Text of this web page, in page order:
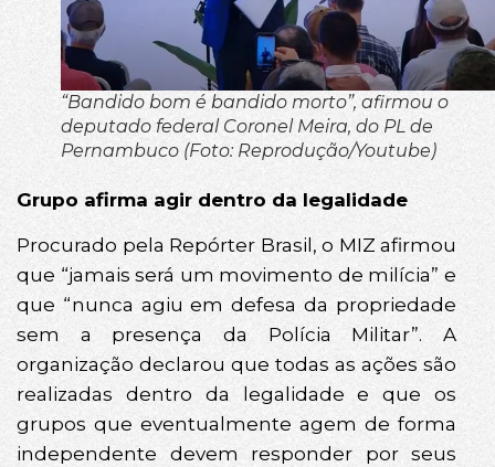
“Bandido bom é bandido morto”, afirmou o
deputado federal Coronel Meira, do PL de
Pernambuco (Foto: Reprodução/Youtube)
Grupo afirma agir dentro da legalidade
Procurado pela Repórter Brasil, o MIZ afirmou
que “jamais será um movimento de milícia” e
que “nunca agiu em defesa da propriedade
sem a presença da Polícia Militar”. A
organização declarou que todas as ações são
realizadas dentro da legalidade e que os
grupos que eventualmente agem de forma
independente devem responder por seus